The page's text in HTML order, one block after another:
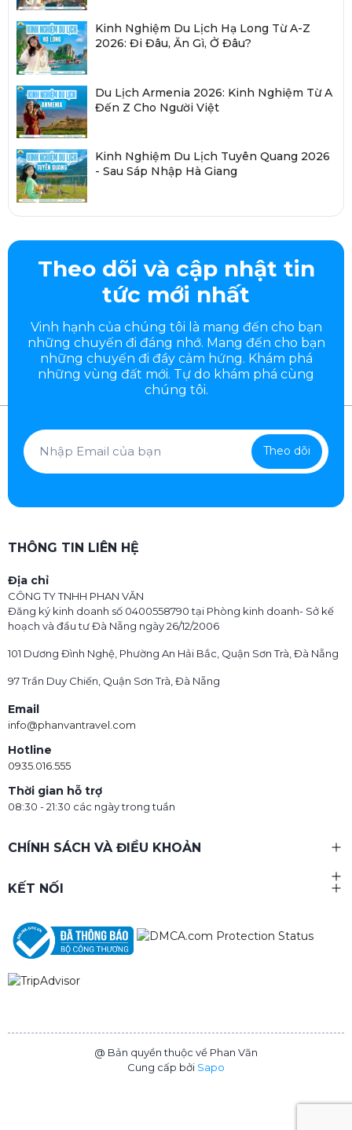
Kinh Nghiệm Du Lịch Hạ Long Từ A-Z
2026: Đi Đâu, Ăn Gì, Ở Đâu?
Du Lịch Armenia 2026: Kinh Nghiệm Từ A
Đến Z Cho Người Việt
Kinh Nghiệm Du Lịch Tuyên Quang 2026
- Sau Sáp Nhập Hà Giang
Theo dõi và cập nhật tin
tức mới nhất
Vinh hạnh của chúng tôi là mang đến cho bạn
những chuyến đi đáng nhớ. Mang đến cho bạn
những chuyến đi đầycảm hứng. Khám phá
những vùng đất mới. Tự do khám phá cùng
chúng tôi.
Theo dõi
THÔNG TIN LIÊN HỆ
Địa chỉ
CÔNG TY TNHH PHAN VĂN
Đăng ký kinh doanh số 0400558790 tại Phòng kinh doanh- Sở kế
hoạch và đầu tư Đà Nẵng ngày 26/12/2006
101 Dương Đình Nghệ, Phường An Hải Bắc, Quận Sơn Trà, Đà Nẵng
97 Trần Duy Chiến, Quận Sơn Trà, Đà Nẵng
Email
info@phanvantravel.com
Hotline
0935.016.555
Thời gian hỗ trợ
08:30 - 21:30 các ngày trong tuần
CHÍNH SÁCH VÀ ĐIỀU KHOẢN
KẾT NỐI
@ Bản quyền thuộc về Phan Văn
Cung cấp bởi Sapo